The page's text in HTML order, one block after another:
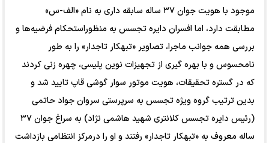
موجود با هویت جوان ۳۷ ساله سابقه داری به نام «الف-س»
مطابقت دارد، اما افسران دایره تجسس به منظوراستحکام فرضیه‌ها و
بررسی همه جوانب ماجرا، تصاویر «تبهکار تاجدار» را به طور
نامحسوس و با بهره گیری از تجهیزات نوین پلیسی، چهره زنی کردند
که در گستره تحقیقات، هویت موتور سوار گوشی قاپ تایید شد و
بدین ترتیب گروه ویژه تجسس به سرپرستی سروان جواد حاتمی
(رئیس دایره تجسس کلانتری شهید هاشمی نژاد) به سراغ جوان ۳۷
ساله معروف به «تبهکار تاجدار» رفتند و او را درمرکز انتظامی بازداشت